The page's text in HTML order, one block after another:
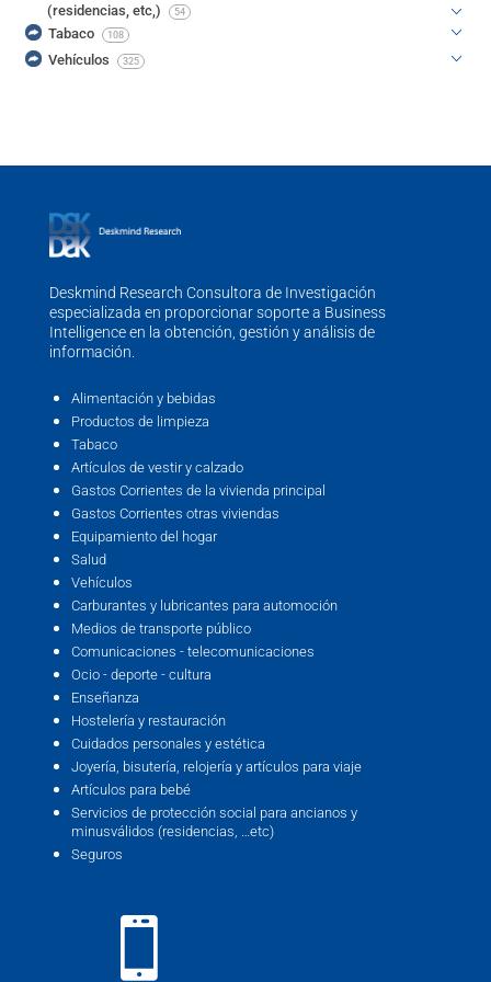
(residencias, etc,) 54
Tabaco 108
Vehículos 325
Deskmind Research Consultora de Investigación
especializada en proporcionar soporte a Business
Intelligence en la obtención, gestión y análisis de
información.
Alimentación y bebidas
Productos de limpieza
Tabaco
Artículos de vestir y calzado
Gastos Corrientes de la vivienda principal
Gastos Corrientes otras viviendas
Equipamiento del hogar
Salud
Vehículos
Carburantes y lubricantes para automoción
Medios de transporte público
Comunicaciones - telecomunicaciones
Ocio - deporte - cultura
Enseñanza
Hostelería y restauración
Cuidados personales y estética
Joyería, bisutería, relojería y artículos para viaje
Artículos para bebé
Servicios de protección social para ancianos y
minusválidos (residencias, …etc)
Seguros